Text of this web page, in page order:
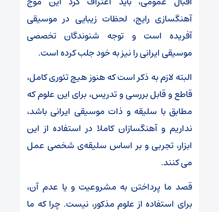
آهنگسازی رایج، لحظات زیبایی در موسیقی
آفریده است و توجه شنوندگان تخصصی
موسیقی ایرانی را نیز به خود جلب کرده است.
البته لازم به ذکر است که هنوز هیچ تئوری کامل،
قاطع و قابل بررسی و تدریس، برای این علوم که
مطابق با سلیقه و ذات موسیقی ایرانی باشد،
نداریم و آهنگسازان کاملا در استفاده از این
ابزار، تجربی و بر اساس سلیقه‌ی شخصی عمل
می کنند.
قصد ما پرداختن به مشروعیت و یا عدم آن،
برای استفاده از علوم مذکور، نیست. چرا که ما